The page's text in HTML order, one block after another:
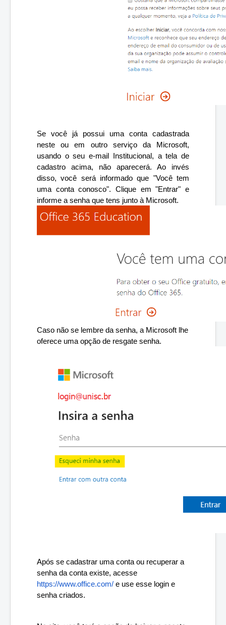
Se você já possui uma conta cadastrada
neste ou em outro serviço da Microsoft,
usando o seu e-mail Institucional, a tela de
cadastro acima, não aparecerá. Ao invés
disso, você será informado que "Você tem
uma conta conosco". Clique em "Entrar" e
informe a senha que tens junto à Microsoft.
Caso não se lembre da senha, a Microsoft lhe
oferece uma opção de resgate senha.
Após se cadastrar uma conta ou recuperar a
https://www.office.com/ e use esse login e
senha criados.